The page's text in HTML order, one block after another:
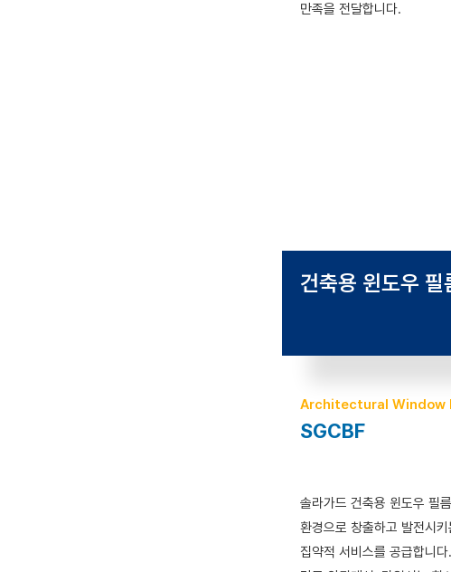
만족을 전달합니다.
건축용 윈도우 필
Architectural Window
SGCBF
솔라가드 건축용 윈도우 필
환경으로 창출하고 발전시
집약적 서비스를 공급합니